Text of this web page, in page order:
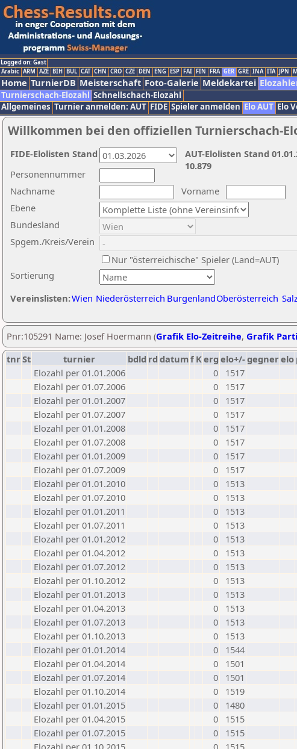
Logged on: Gast
Arabic ARM AZE BIH BUL CAT CHN CRO CZE DEN ENG ESP FAI FIN FRA GER GRE INA ITA JPN
Home TurnierDB Meisterschaft Foto-Galerie Meldekartei
Turnierschach-Elozahl Schnellschach-Elozahl
Allgemeines Turnier anmelden: AUT FIDE Spieler anmelden Elo AUT Elo
Willkommen bei den offiziellen Turnierschach-
Nachname
Vorname
Ebene
Sortierung
Personennummer
Bundesland
Spgem./Kreis/Verein
Nur "österreichische" Spieler (Land=AUT)
Vereinslisten:Wien Niederösterreich BurgenlandOberösterreich
AUT-Elolisten Stand
10.879
FIDE-Elolisten Stand
Pnr:105291 Name: Josef Hoermann (Grafik Elo-Zeitreihe, Grafik
tnrSt turnier bdld rd datumf Kerg elo+/-gegnerelo
Elozahl per 01.01.2006
0
1517
Elozahl per 01.07.2006
0
1517
Elozahl per 01.01.2007
0
1517
Elozahl per 01.07.2007
0
1517
Elozahl per 01.01.2008
0
1517
Elozahl per 01.07.2008
0
1517
Elozahl per 01.01.2009
0
1517
Elozahl per 01.07.2009
0
1517
Elozahl per 01.01.2010
0
1513
Elozahl per 01.07.2010
0
1513
Elozahl per 01.01.2011
0
1513
Elozahl per 01.07.2011
0
1513
Elozahl per 01.01.2012
0
1513
Elozahl per 01.04.2012
0
1513
Elozahl per 01.07.2012
0
1513
Elozahl per 01.10.2012
0
1513
Elozahl per 01.01.2013
0
1513
Elozahl per 01.04.2013
0
1513
Elozahl per 01.07.2013
0
1513
Elozahl per 01.10.2013
0
1513
Elozahl per 01.01.2014
0
1544
Elozahl per 01.04.2014
0
1501
Elozahl per 01.07.2014
0
1501
Elozahl per 01.10.2014
0
1519
Elozahl per 01.01.2015
0
1480
Elozahl per 01.04.2015
0
1515
Elozahl per 01.07.2015
0
1515
Elozahl per 01.10.2015
0
1515